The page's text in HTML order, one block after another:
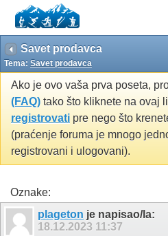
Savet prodavca
Tema: Savet prodavca
Ako je ovo vaša prva poseta,
(FAQ) tako što kliknete na ovaj
registrovati pre nego što
(praćenje foruma je mnogo
registrovani i ulogovani).
Oznake:
plageton je napisao/la:
18.12.2023 11:37